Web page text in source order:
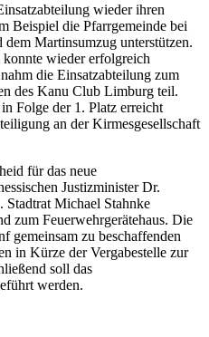
wieder ihren
Beispiel die Pfarrgemeinde bei
Martinsumzug unterstützen.
wieder erfolgreich
die Einsatzabteilung zum
des Kanu Club Limburg teil.
Folge der 1. Platz erreicht
an der Kirmesgesellschaft
für das neue
Justizminister Dr.
Stadtrat Michael Stahnke
zum Feuerwehrgerätehaus. Die
gemeinsam zu beschaffenden
in Kürze der Vergabestelle zur
soll das
werden.